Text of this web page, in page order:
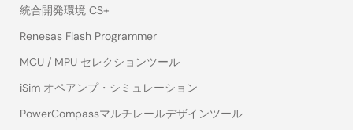
統合開発環境 CS+
Renesas Flash Programmer
MCU / MPU セレクションツール
iSim オペアンプ・シミュレーション
PowerCompassマルチレールデザインツール